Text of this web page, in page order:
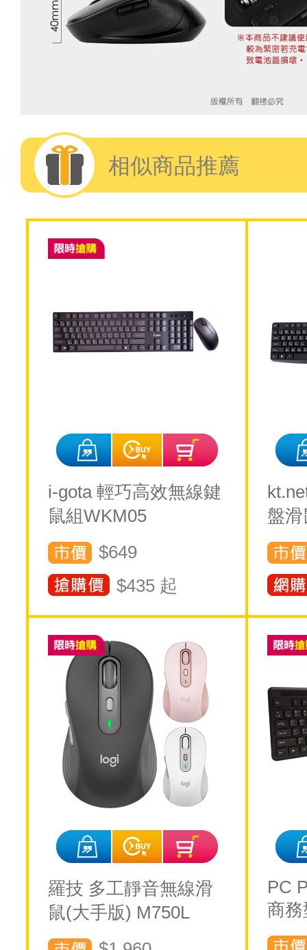
相似商品推薦
i-gota 輕巧高效無線鍵
鼠組WKM05
$649
$435 起
盤
羅技 多工靜音無線滑
鼠(大手版) M750L
PC
商